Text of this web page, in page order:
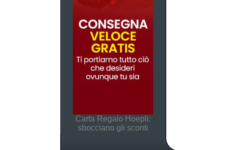
Carta Regalo Hoepli:
sbocciano gli sconti